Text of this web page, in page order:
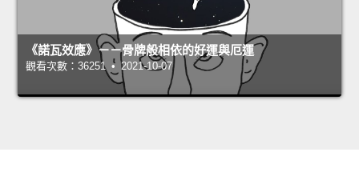
《諾瓦效應》－－骨牌般相依的好運與厄運
觀看次數：36251 • 2021-10-07